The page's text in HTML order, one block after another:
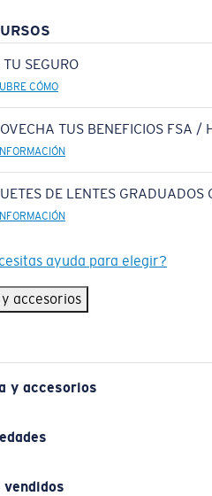
SEGURO
CÓMO
TUS BENEFICIOS FSA /
DE LENTES GRADUADOS
ayuda para elegir?
y accesorios
y accesorios
vendidos